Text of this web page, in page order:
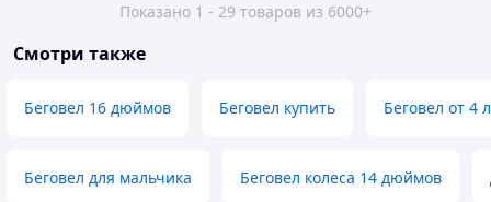
Показано 1 - 29 товаров из 6000+
Смотри также
Беговел 16 дюймов Беговел купить Беговел от 4
Беговел для мальчика Беговел колеса 14 дюймов